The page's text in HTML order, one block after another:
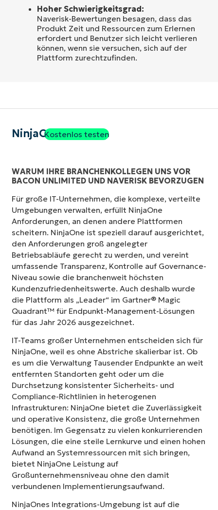
Hoher Schwierigkeitsgrad:
Naverisk-Bewertungen besagen, dass das
Produkt Zeit und Ressourcen zum Erlernen
erfordert und Benutzer sich leicht verlieren
können, wenn sie versuchen, sich auf der
Plattform zurechtzufinden.
NinjaOneKostenlos testen
WARUM IHRE BRANCHENKOLLEGEN UNS VOR
BACON UNLIMITED UND NAVERISK BEVORZUGEN
Für große IT-Unternehmen, die komplexe, verteilte
Umgebungen verwalten, erfüllt NinjaOne
Anforderungen, an denen andere Plattformen
scheitern. NinjaOne ist speziell darauf ausgerichtet,
den Anforderungen groß angelegter
Betriebsabläufe gerecht zu werden, und vereint
umfassende Transparenz, Kontrolle auf Governance-
Niveau sowie die branchenweit höchsten
Kundenzufriedenheitswerte. Auch deshalb wurde
die Plattform als „Leader“ im Gartner® Magic
Quadrant™ für Endpunkt-Management-Lösungen
für das Jahr 2026 ausgezeichnet.
IT-Teams großer Unternehmen entscheiden sich für
NinjaOne, weil es ohne Abstriche skalierbar ist. Ob
es um die Verwaltung Tausender Endpunkte an weit
entfernten Standorten geht oder um die
Durchsetzung konsistenter Sicherheits- und
Compliance-Richtlinien in heterogenen
Infrastrukturen: NinjaOne bietet die Zuverlässigkeit
und operative Konsistenz, die große Unternehmen
benötigen. Im Gegensatz zu vielen konkurrierenden
Lösungen, die eine steile Lernkurve und einen hohen
Aufwand an Systemressourcen mit sich bringen,
bietet NinjaOne Leistung auf
Großunternehmensniveau ohne den damit
verbundenen Implementierungsaufwand.
NinjaOnes Integrations-Umgebung ist auf die